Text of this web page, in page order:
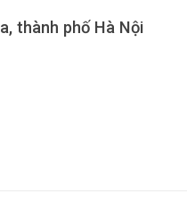
thành phố Hà Nội